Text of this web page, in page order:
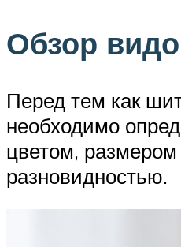
Обзор
Перед тем как
необходимо
цветом, размером
разновидностью.